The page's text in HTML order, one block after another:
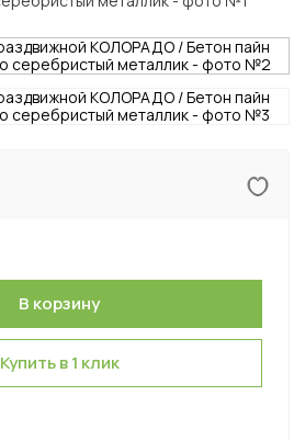
Купить в 1 клик